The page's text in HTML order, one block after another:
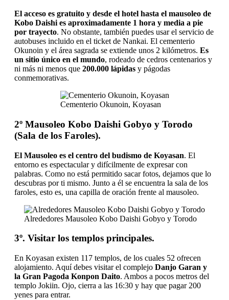
El acceso es gratuito y desde el hotel hasta el mausoleo de
Kobo Daishi es aproximadamente 1 hora y media a pie
por trayecto. No obstante, también puedes usar el servicio de
autobuses incluido en el ticket de Nankai. El cementerio
Okunoin y el área sagrada se extiende unos 2 kilómetros. Es
un sitio único en el mundo, rodeado de cedros centenarios y
ni más ni menos que 200.000 lápidas y págodas
conmemorativas.
Cementerio Okunoin, Koyasan
2º Mausoleo Kobo Daishi Gobyo y Torodo
(Sala de los Faroles).
El Mausoleo es el centro del budismo de Koyasan. El
entorno es espectacular y difícilmente de expresar con
palabras. Como no está permitido sacar fotos, dejamos que lo
descubras por ti mismo. Junto a él se encuentra la sala de los
faroles, esto es, una capilla de oración frente al mausoleo.
Alrededores Mausoleo Kobo Daishi Gobyo y Torodo
3º. Visitar los templos principales.
En Koyasan existen 117 templos, de los cuales 52 ofrecen
alojamiento. Aquí debes visitar el complejo Danjo Garan y
la Gran Pagoda Konpon Daito. Ambos a pocos metros del
templo Jokiin. Ojo, cierra a las 16:30 y hay que pagar 200
yenes para entrar.